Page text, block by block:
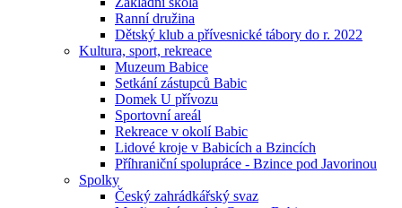
Ranní družina
Dětský klub a přívesnické tábory do r. 2022
Kultura, sport, rekreace
Muzeum Babice
Setkání zástupců Babic
Domek U přívozu
Sportovní areál
Rekreace v okolí Babic
Lidové kroje v Babicích a Bzincích
Příhraniční spolupráce - Bzince pod Javorinou
Spolky
Český zahrádkářský svaz